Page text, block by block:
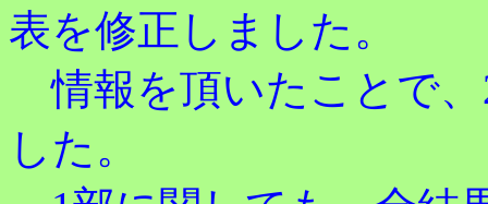
表を修正しました。
情報を頂いたことで、
した。